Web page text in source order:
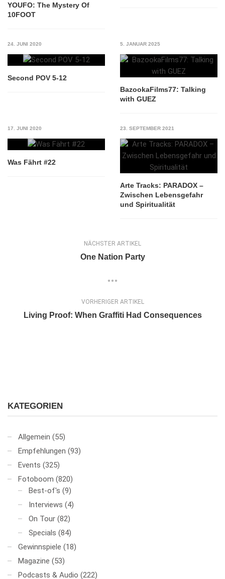
YOUFO: The Mystery Of
10FOOT
24. JUNI 2020
Second POV 5-12
5. JANUAR 2025
BazookaFilms77: Talking
with GUEZ
17. JUNI 2020
Was Fährt #22
23. SEPTEMBER 2021
Arte Tracks: PARADOX –
Zwischen Lebensgefahr
und Spiritualität
NÄCHSTER ARTIKEL
One Nation Party
VORHERIGER ARTIKEL
Living Proof: When Graffiti Had Consequences
KATEGORIEN
Allgemein (55)
Empfehlungen (93)
Events (325)
Fotoboom (820)
Best-of's (9)
Interviews (4)
On Tour (82)
Specials (84)
Gewinnspiele (18)
Magazine (53)
Podcasts & Audio (222)